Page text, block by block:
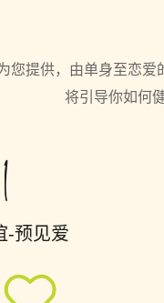
您提供，由单身至恋
将引导你如何
-预见爱